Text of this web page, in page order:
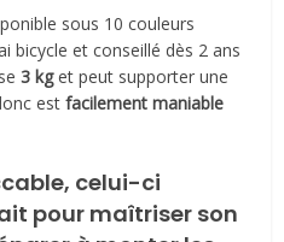
sous 10 couleurs
bicycle et conseillé dès 2 ans
3 kget peut supporter une
estfacilement maniable
celui-ci
pour maîtriser son